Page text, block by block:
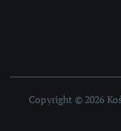
Copyright © 2026